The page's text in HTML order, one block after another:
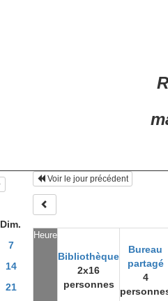
Dim.
7
14
21
Heure
Bibliothèque
2x16
personnes
Bureau
partagé
4
Voir le jour précédent